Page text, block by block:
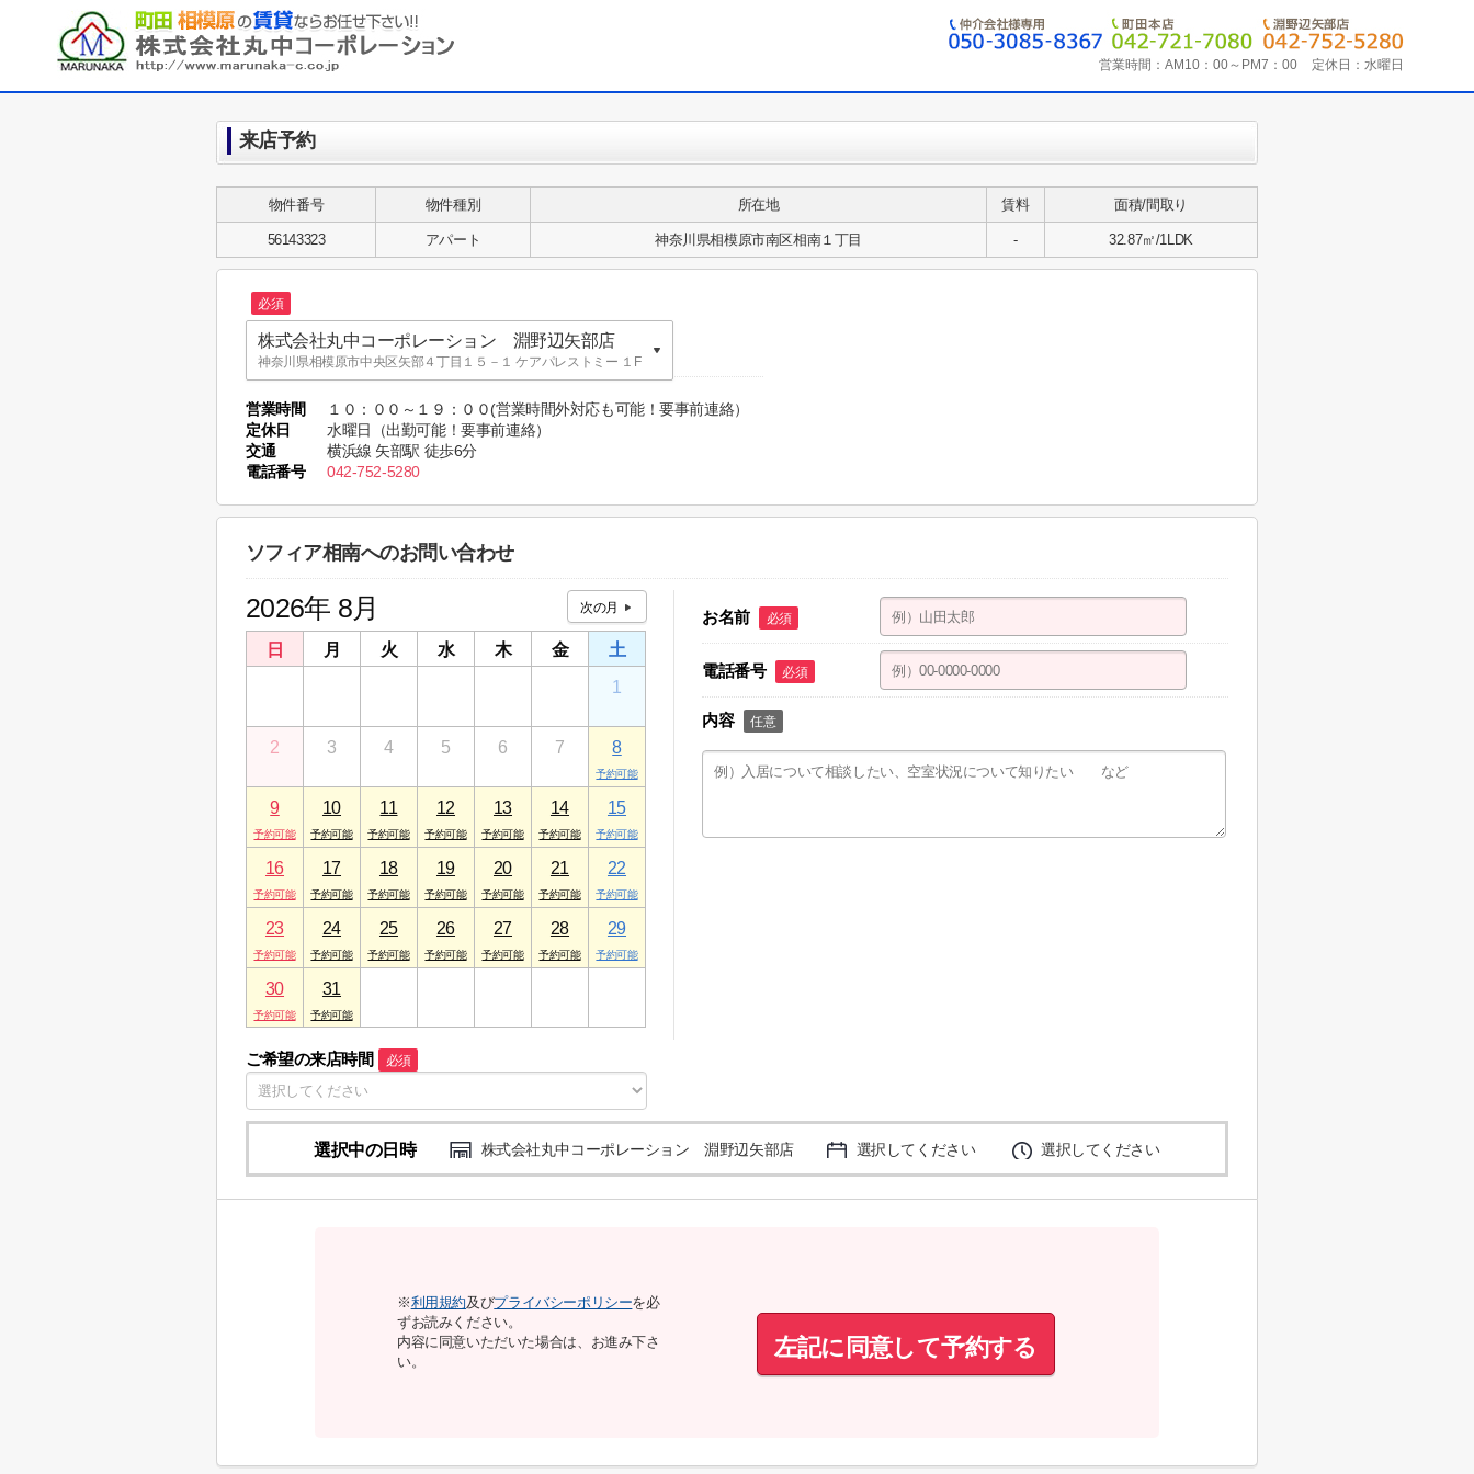
営業時間： AM10：00～PM7：00 定休日： 水曜日
来店予約
物件番号 物件種別 所在地 賃料 面積/間取り
56143323 アパート 神奈川県相模原市南区相南１丁目 - 32.87㎡/1LDK
必須
株式会社丸中コーポレーション 淵野辺矢部店
神奈川県相模原市中央区矢部４丁目１５－１ ケアパレストミー １F
株式会社丸中コーポレーション 英語表記：
MARUNAKA CO.,LTD.
東京都町田市木曽東１丁目３５－８ MARUNAKA building
株式会社丸中コーポレーション 淵野辺矢部店
営業時間
１０：００～１９：００(営業時間外対応も可能！要事前連絡）
定休日
水曜日（出勤可能！要事前連絡）
交通
横浜線 矢部駅 徒歩6分
電話番号
042-752-5280
ソフィア相南へのお問い合わせ
2026年 8月
日 月 火 水 木 金
土
1
2 3 4 5 6 7 8
9 10 11 12 13 14 15
16 17 18 19 20 21 22
23 24 25 26 27 28 29
30 31
ご希望の来店時間 必須
お名前 必須
電話番号 必須
内容 任意
選択中の日時 株式会社丸中コーポレーション 淵野辺矢部店 選択してください 選択してください
※利用規約及びプライバシーポリシーを必
ずお読みください。
内容に同意いただいた場合は、お進み下さ
い。
左記に同意して予約する